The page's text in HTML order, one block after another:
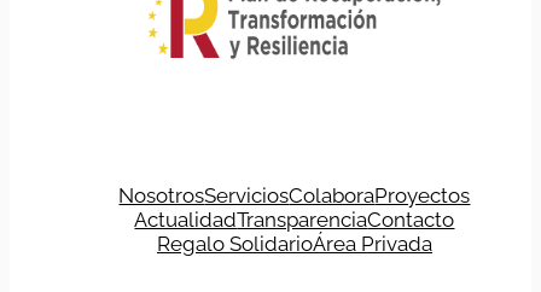
NosotrosServiciosColaboraProyectos
ActualidadTransparenciaContacto
Regalo SolidarioÁrea Privada